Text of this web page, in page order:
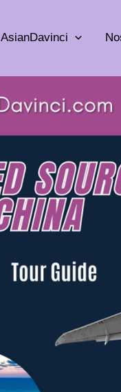
AsianDavinci